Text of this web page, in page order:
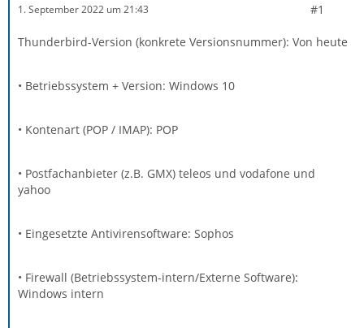
1. September 2022 um 21:43 #1
Thunderbird-Version (konkrete Versionsnummer): Von heute
• Betriebssystem + Version: Windows 10
• Kontenart (POP / IMAP): POP
• Postfachanbieter (z.B. GMX) teleos und vodafone und
yahoo
• Eingesetzte Antivirensoftware: Sophos
• Firewall (Betriebssystem-intern/Externe Software):
Windows intern